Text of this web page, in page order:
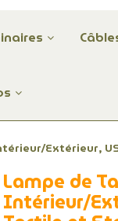
Extérieur,
Lampe de
Intérieur/